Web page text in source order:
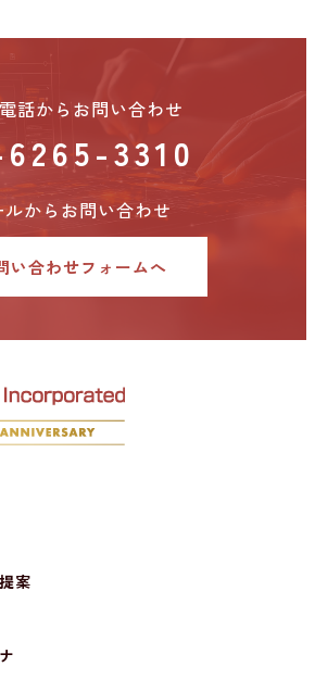
話からお問い合わせ
3310
ルからお問い合わせ
い合わせフォームへ
案